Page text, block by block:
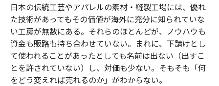
日本の伝統工芸やアパレルの素材・縫製工場には、優れ
た技術があってもその価値が海外に充分に知られていな
い工房が無数にある。それらのほとんどが、ノウハウも
資金も販路も持ち合わせていない。まれに、下請けとし
て使われることがあったとしても名前は出ない（出すこ
とを許されていない）し、対価も少ない。そもそも「何
をどう変えれば売れるのか」がわからない。